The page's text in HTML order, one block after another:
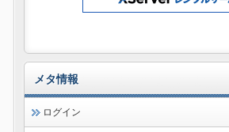
メタ情報
ログイン